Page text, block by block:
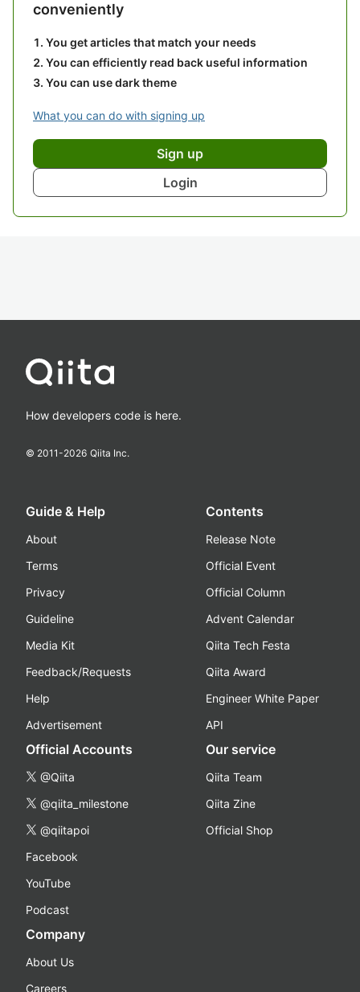
conveniently
You get articles that match your needs
You can efficiently read back useful information
You can use dark theme
What you can do with signing up
Sign up
Login
How developers code is here.
© 2011-2026 Qiita Inc.
Guide & Help
About
Terms
Privacy
Guideline
Media Kit
Feedback/Requests
Help
Advertisement
Contents
Release Note
Official Event
Official Column
Advent Calendar
Qiita Tech Festa
Qiita Award
Engineer White Paper
API
Official Accounts
@Qiita
@qiita_milestone
@qiitapoi
Facebook
YouTube
Podcast
Our service
Qiita Team
Qiita Zine
Official Shop
Company
About Us
Careers